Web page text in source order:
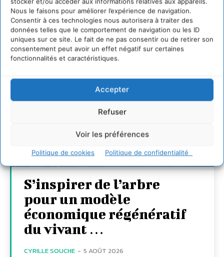
Nous le faisons pour améliorer l’expérience de navigation.
Consentir à ces technologies nous autorisera à traiter des
données telles que le comportement de navigation ou les ID
uniques sur ce site. Le fait de ne pas consentir ou de retirer son
consentement peut avoir un effet négatif sur certaines
fonctionnalités et caractéristiques.
Accepter
Refuser
Voir les préférences
Politique de cookies Politique de confidentialité
S’inspirer de l’arbre
pour un modèle
économique régénératif
du vivant …
CYRILLE SOUCHE - 5 AOÛT 2026